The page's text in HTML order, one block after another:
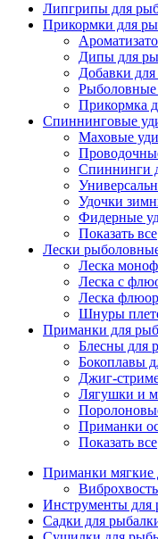
Липгрипы для
Прикормки для
Дипы для
Добавки
Рыболовные
Прикормка
Спиннинговые
Маховые
Спиннинги
Удочки
Фидерные
Показать все
Лески
Леска
Леска с
Леска
Шнуры
Приманки для
Блесны для
Бокоплавы
Джиг-
Лягушки и
Приманки
Показать все
Приманки мягкие
Инструменты для
Садки для